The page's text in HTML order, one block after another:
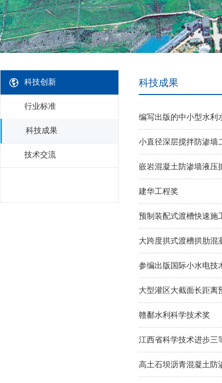
科技创新
行业标准
科技成果
技术交流
科技成果
编写出版的中小型水利
小直径深层搅拌防渗墙
嵌岩混凝土防渗墙液压
建华工程奖
预制装配式渡槽快速施
大跨度拱式渡槽拱肋混
参编出版国际小水电技
大型灌区大截面长距离
赣鄱水利科学技术奖
江西省科学技术进步三
高土石坝沥青混凝土防